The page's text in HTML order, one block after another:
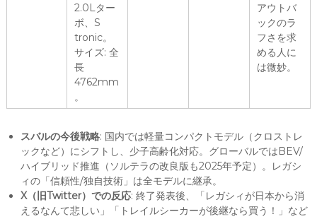
2.0Lター
ボ、S
tronic。
サイズ: 全
長
4762mm
。
アウトバ
ックのラ
フさを求
める人に
は微妙。
スバルの今後戦略: 国内では軽量コンパクトモデル（クロストレ
ックなど）にシフトし、少子高齢化対応。グローバルではBEV/
ハイブリッド推進（ソルテラの改良版も2025年予定）。レガシ
ィの「信頼性/独自技術」は全モデルに継承。
X（旧Twitter）での反応: 終了発表後、「レガシィが日本から消
えるなんて悲しい」「トレイルシーカーが後継なら買う！」など